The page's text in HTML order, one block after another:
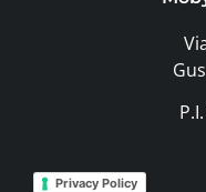
Privacy Policy